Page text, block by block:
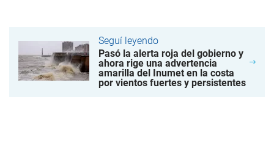
Seguí leyendo
Pasó la alerta roja del gobierno y
ahora rige una advertencia
amarilla del Inumet en la costa
por vientos fuertes y persistentes